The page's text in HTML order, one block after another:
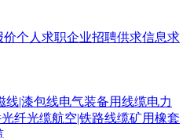
价个人求职企业招聘供求信息求
线|漆包线电气装备用线缆电力
光纤光缆航空|铁路线缆矿用橡套